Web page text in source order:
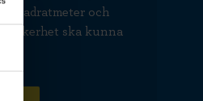
kvadratmeter och
ska kunna